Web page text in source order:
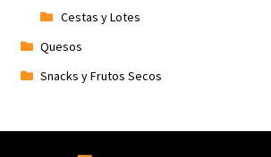
Cestas y Lotes
Quesos
Snacks y Frutos Secos